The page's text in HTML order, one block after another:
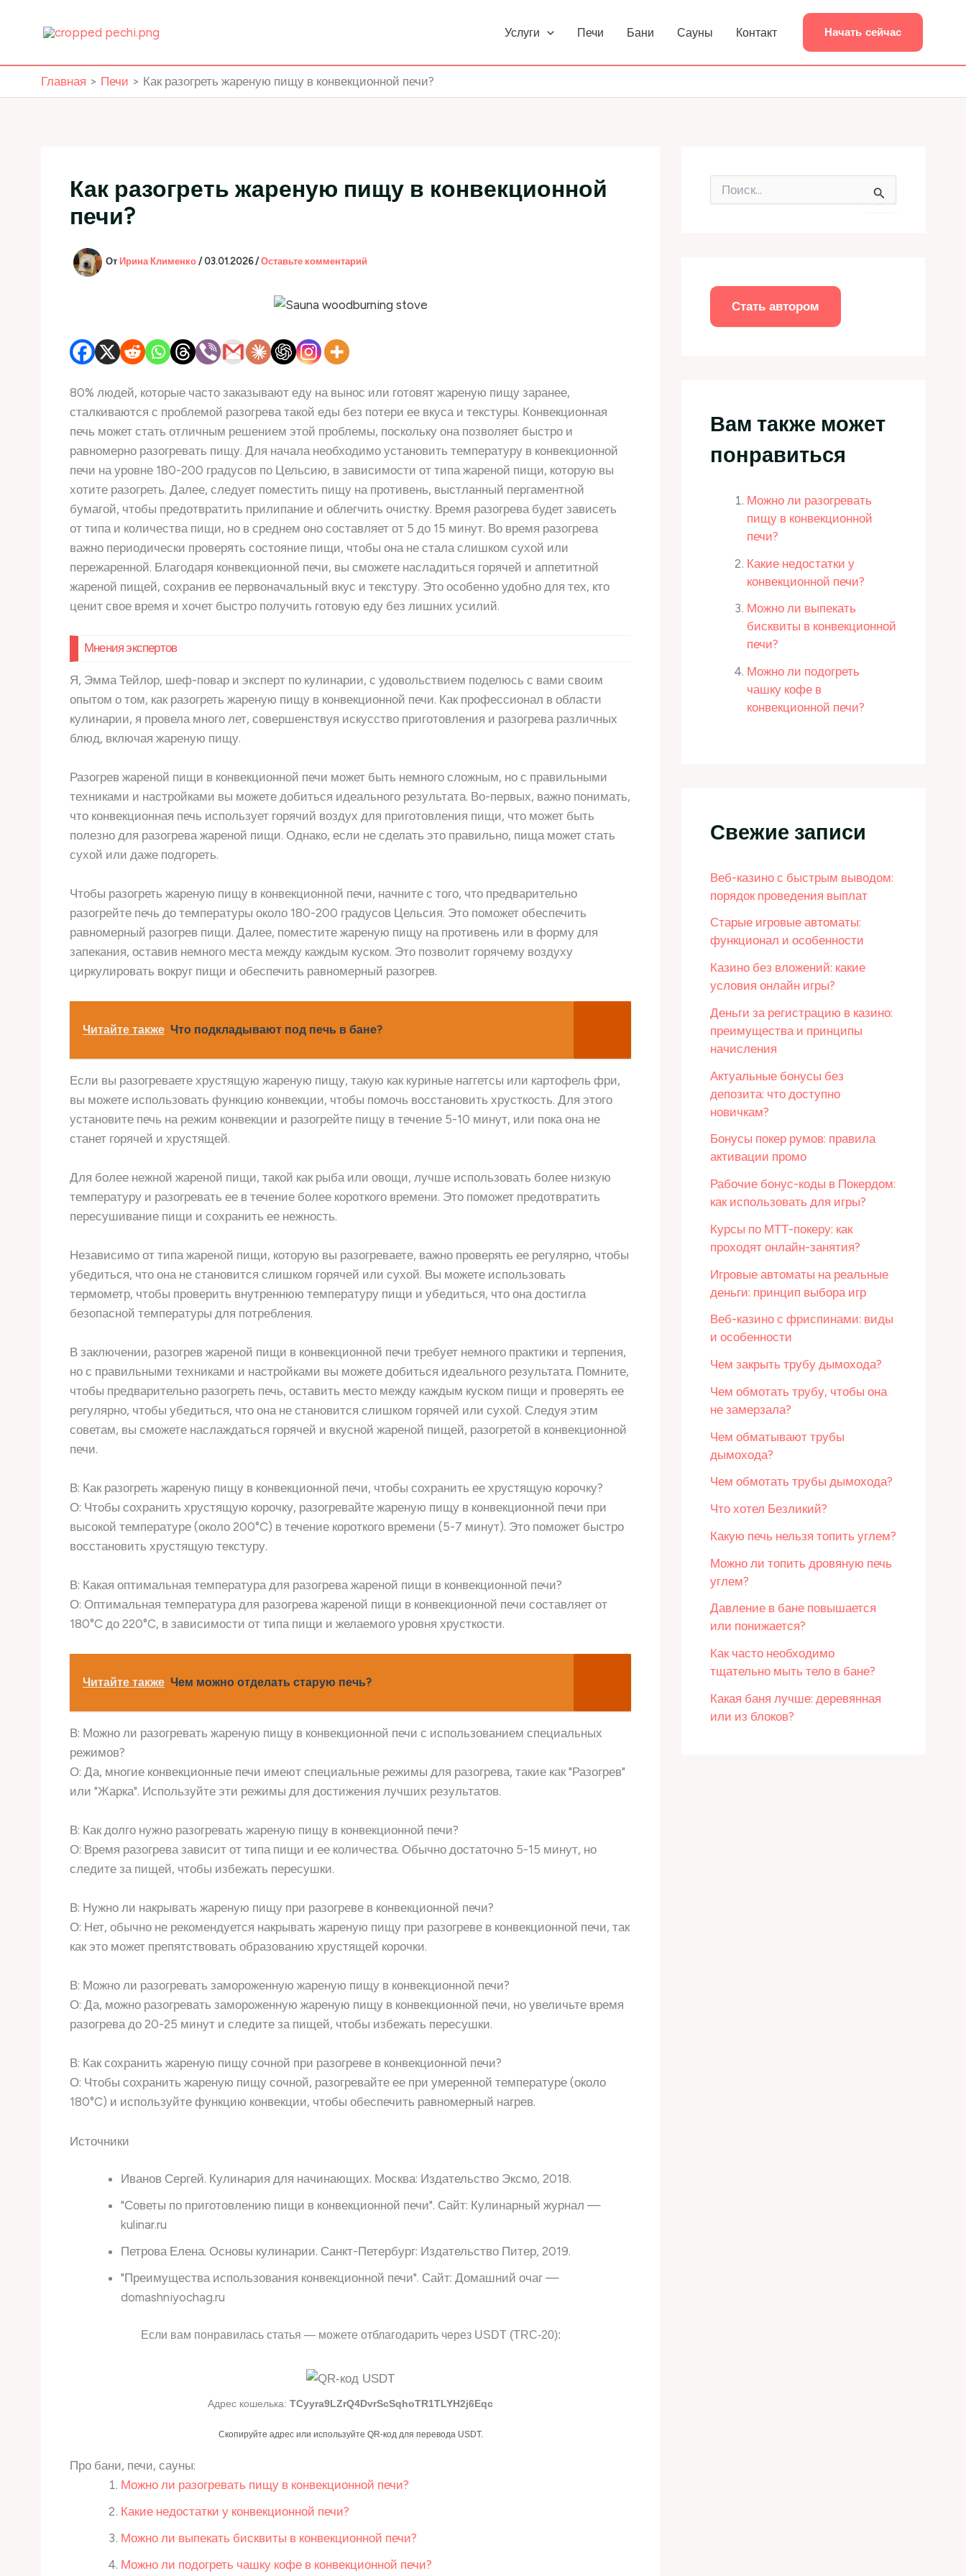
Услуги Печи Бани Сауны Контакт Начать сейчас
Главная Печи Как разогреть жареную пищу в конвекционной печи?
Как разогреть жареную пищу в конвекционной
печи?
От Ирина Клименко / 03.01.2026/ Оставьте комментарий
80% людей, которые часто заказывают еду на вынос или готовят жареную пищу заранее,
сталкиваются с проблемой разогрева такой еды без потери ее вкуса и текстуры. Конвекционная
печь может стать отличным решением этой проблемы, поскольку она позволяет быстро и
равномерно разогревать пищу. Для начала необходимо установить температуру в конвекционной
печи на уровне 180-200 градусов по Цельсию, в зависимости от типа жареной пищи, которую вы
хотите разогреть. Далее, следует поместить пищу на противень, выстланный пергаментной
бумагой, чтобы предотвратить прилипание и облегчить очистку. Время разогрева будет зависеть
от типа и количества пищи, но в среднем оно составляет от 5 до 15 минут. Во время разогрева
важно периодически проверять состояние пищи, чтобы она не стала слишком сухой или
пережаренной. Благодаря конвекционной печи, вы сможете насладиться горячей и аппетитной
жареной пищей, сохранив ее первоначальный вкус и текстуру. Это особенно удобно для тех, кто
ценит свое время и хочет быстро получить готовую еду без лишних усилий.
Мнения экспертов
Я, Эмма Тейлор, шеф-повар и эксперт по кулинарии, с удовольствием поделюсь с вами своим
опытом о том, как разогреть жареную пищу в конвекционной печи. Как профессионал в области
кулинарии, я провела много лет, совершенствуя искусство приготовления и разогрева различных
блюд, включая жареную пищу.
Разогрев жареной пищи в конвекционной печи может быть немного сложным, но с правильными
техниками и настройками вы можете добиться идеального результата. Во-первых, важно понимать,
что конвекционная печь использует горячий воздух для приготовления пищи, что может быть
полезно для разогрева жареной пищи. Однако, если не сделать это правильно, пища может стать
сухой или даже подгореть.
Чтобы разогреть жареную пищу в конвекционной печи, начните с того, что предварительно
разогрейте печь до температуры около 180-200 градусов Цельсия. Это поможет обеспечить
равномерный разогрев пищи. Далее, поместите жареную пищу на противень или в форму для
запекания, оставив немного места между каждым куском. Это позволит горячему воздуху
циркулировать вокруг пищи и обеспечить равномерный разогрев.
Читайте также Что подкладывают под печь в бане?
Если вы разогреваете хрустящую жареную пищу, такую как куриные наггетсы или картофель фри,
вы можете использовать функцию конвекции, чтобы помочь восстановить хрусткость. Для этого
установите печь на режим конвекции и разогрейте пищу в течение 5-10 минут, или пока она не
станет горячей и хрустящей.
Для более нежной жареной пищи, такой как рыба или овощи, лучше использовать более низкую
температуру и разогревать ее в течение более короткого времени. Это поможет предотвратить
пересушивание пищи и сохранить ее нежность.
Независимо от типа жареной пищи, которую вы разогреваете, важно проверять ее регулярно, чтобы
убедиться, что она не становится слишком горячей или сухой. Вы можете использовать
термометр, чтобы проверить внутреннюю температуру пищи и убедиться, что она достигла
безопасной температуры для потребления.
В заключении, разогрев жареной пищи в конвекционной печи требует немного практики и терпения,
но с правильными техниками и настройками вы можете добиться идеального результата. Помните,
чтобы предварительно разогреть печь, оставить место между каждым куском пищи и проверять ее
регулярно, чтобы убедиться, что она не становится слишком горячей или сухой. Следуя этим
советам, вы сможете наслаждаться горячей и вкусной жареной пищей, разогретой в конвекционной
печи.
В: Как разогреть жареную пищу в конвекционной печи, чтобы сохранить ее хрустящую корочку?
О: Чтобы сохранить хрустящую корочку, разогревайте жареную пищу в конвекционной печи при
высокой температуре (около 200°C) в течение короткого времени (5-7 минут). Это поможет быстро
восстановить хрустящую текстуру.
В: Какая оптимальная температура для разогрева жареной пищи в конвекционной печи?
О: Оптимальная температура для разогрева жареной пищи в конвекционной печи составляет от
180°C до 220°C, в зависимости от типа пищи и желаемого уровня хрусткости.
Читайте также Чем можно отделать старую печь?
В: Можно ли разогревать жареную пищу в конвекционной печи с использованием специальных
режимов?
О: Да, многие конвекционные печи имеют специальные режимы для разогрева, такие как "Разогрев"
или "Жарка". Используйте эти режимы для достижения лучших результатов.
В: Как долго нужно разогревать жареную пищу в конвекционной печи?
О: Время разогрева зависит от типа пищи и ее количества. Обычно достаточно 5-15 минут, но
следите за пищей, чтобы избежать пересушки.
В: Нужно ли накрывать жареную пищу при разогреве в конвекционной печи?
О: Нет, обычно не рекомендуется накрывать жареную пищу при разогреве в конвекционной печи, так
как это может препятствовать образованию хрустящей корочки.
В: Можно ли разогревать замороженную жареную пищу в конвекционной печи?
О: Да, можно разогревать замороженную жареную пищу в конвекционной печи, но увеличьте время
разогрева до 20-25 минут и следите за пищей, чтобы избежать пересушки.
В: Как сохранить жареную пищу сочной при разогреве в конвекционной печи?
О: Чтобы сохранить жареную пищу сочной, разогревайте ее при умеренной температуре (около
180°C) и используйте функцию конвекции, чтобы обеспечить равномерный нагрев.
Источники
Иванов Сергей. Кулинария для начинающих. Москва: Издательство Эксмо, 2018.
"Советы по приготовлению пищи в конвекционной печи". Сайт: Кулинарный журнал —
kulinar.ru
Петрова Елена. Основы кулинарии. Санкт-Петербург: Издательство Питер, 2019.
"Преимущества использования конвекционной печи". Сайт: Домашний очаг —
domashniyochag.ru
Если вам понравилась статья — можете отблагодарить через USDT (TRC-20):
Адрес кошелька: TCyyra9LZrQ4DvrScSqhoTR1TLYH2j6Eqc
Скопируйте адрес или используйте QR-код для перевода USDT.
Про бани, печи, сауны:
Можно ли разогревать пищу в конвекционной печи?
Какие недостатки у конвекционной печи?
Можно ли выпекать бисквиты в конвекционной печи?
Можно ли подогреть чашку кофе в конвекционной печи?
Стать автором
Вам также может
понравиться
Можно ли разогревать
пищу в конвекционной
печи?
Какие недостатки у
конвекционной печи?
Можно ли выпекать
бисквиты в конвекционной
печи?
Можно ли подогреть
чашку кофе в
конвекционной печи?
Свежие записи
Веб-казино с быстрым выводом:
порядок проведения выплат
Старые игровые автоматы:
функционал и особенности
Казино без вложений: какие
условия онлайн игры?
Деньги за регистрацию в казино:
преимущества и принципы
начисления
Актуальные бонусы без
депозита: что доступно
новичкам?
Бонусы покер румов: правила
активации промо
Рабочие бонус-коды в Покердом:
как использовать для игры?
Курсы по МТТ-покеру: как
проходят онлайн-занятия?
Игровые автоматы на реальные
деньги: принцип выбора игр
Веб-казино с фриспинами: виды
и особенности
Чем закрыть трубу дымохода?
Чем обмотать трубу, чтобы она
не замерзала?
Чем обматывают трубы
дымохода?
Чем обмотать трубы дымохода?
Что хотел Безликий?
Какую печь нельзя топить углем?
Можно ли топить дровяную печь
углем?
Давление в бане повышается
или понижается?
Как часто необходимо
тщательно мыть тело в бане?
Какая баня лучше: деревянная
или из блоков?